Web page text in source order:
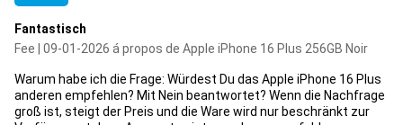
Fantastisch
Fee | 09-01-2026 á propos de Apple iPhone 16 Plus 256GB Noir
Warum habe ich die Frage: Würdest Du das Apple iPhone 16 Plus
anderen empfehlen? Mit Nein beantwortet? Wenn die Nachfrage
groß ist, steigt der Preis und die Ware wird nur beschränkt zur